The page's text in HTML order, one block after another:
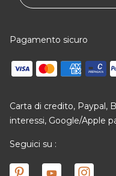
Pagamento sicuro
Carta di credito, Paypal,
interessi, Google/Apple
Seguici su :